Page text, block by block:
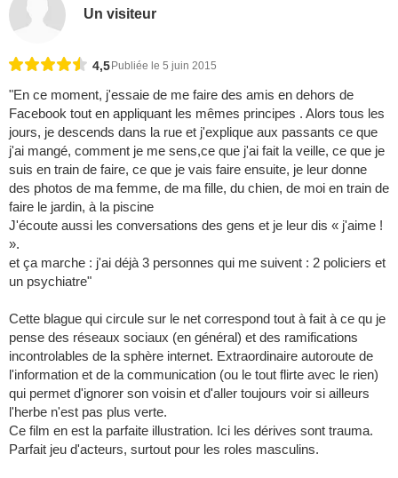
Un visiteur
4,5 Publiée le 5 juin 2015
"En ce moment, j'essaie de me faire des amis en dehors de
Facebook tout en appliquant les mêmes principes . Alors tous les
jours, je descends dans la rue et j'explique aux passants ce que
j'ai mangé, comment je me sens,ce que j'ai fait la veille, ce que je
suis en train de faire, ce que je vais faire ensuite, je leur donne
des photos de ma femme, de ma fille, du chien, de moi en train de
faire le jardin, à la piscine
J'écoute aussi les conversations des gens et je leur dis « j'aime !
».
et ça marche : j'ai déjà 3 personnes qui me suivent : 2 policiers et
un psychiatre"
Cette blague qui circule sur le net correspond tout à fait à ce qu je
pense des réseaux sociaux (en général) et des ramifications
incontrolables de la sphère internet. Extraordinaire autoroute de
l'information et de la communication (ou le tout flirte avec le rien)
qui permet d'ignorer son voisin et d'aller toujours voir si ailleurs
l'herbe n'est pas plus verte.
Ce film en est la parfaite illustration. Ici les dérives sont trauma.
Parfait jeu d'acteurs, surtout pour les roles masculins.